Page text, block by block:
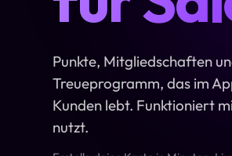
Punkte, Mitgliedschaften
Treueprogramm, das im
Kunden lebt. Funktioniert
nutzt.